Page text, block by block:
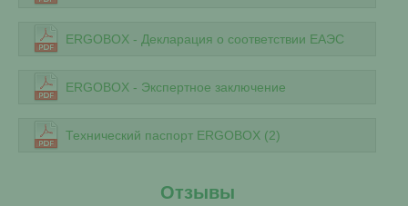
ERGOBOX - Декларация о соответствии ЕАЭС
ERGOBOX - Экспертное заключение
Технический паспорт ERGOBOX (2)
Отзывы